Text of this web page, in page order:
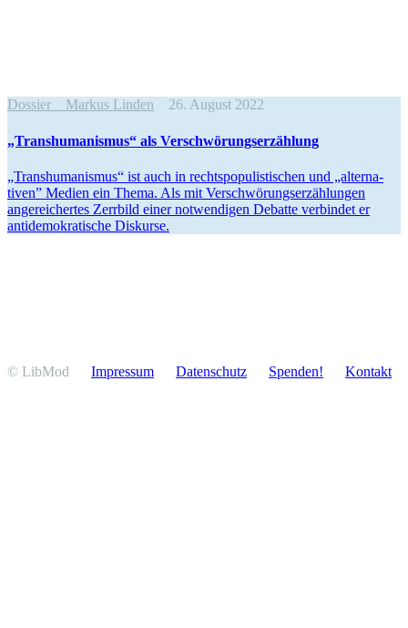
Dossier Markus Linden 26. August 2022
‌„Trans­hu­ma­nis­mus“ als Verschwörungserzählung
„Trans­hu­ma­nismus“ ist auch in rechts­po­pu­lis­ti­schen und „alter­na­
tiven” Medien ein Thema. Als mit Verschwö­rungs­er­zäh­lungen
angerei­chertes Zerrbild einer notwen­digen Debatte verbindet er
antide­mo­kra­tische Diskurse.
© LibMod Impressum Daten­schutz Spenden! Kontakt